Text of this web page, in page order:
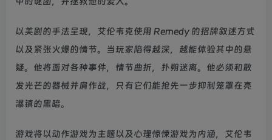
以美剧的手法呈现，艾伦韦克使用 Remedy 的招牌叙述方式
以及紧张火爆的情节。当玩家陷得越深，越能体验其中的悬
疑。他将面对各种事件，情节曲折，扑朔迷离。他必须和散
发光芒的器械并肩作战，只有它们能抢先一步抑制笼罩在亮
瀑镇的黑暗。
游戏将以动作游戏为主题以及心理惊悚游戏为内涵，艾伦韦